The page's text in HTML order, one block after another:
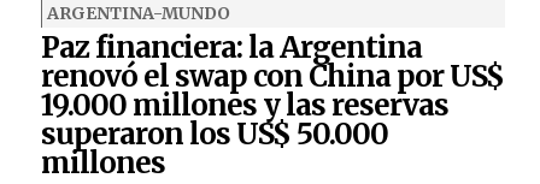
ARGENTINA-MUNDO
Paz financiera: la Argentina
renovó el swap con China por US$
19.000 millones y las reservas
superaron los US$ 50.000
millones